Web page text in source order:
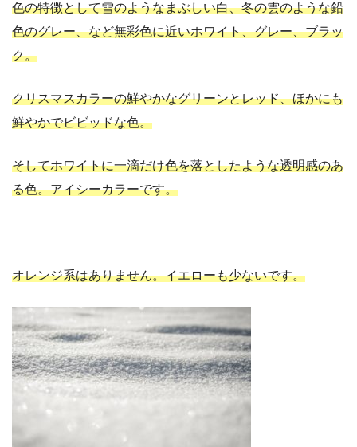
色の特徴として雪のようなまぶしい白、冬の雲のような鉛
色のグレー、など無彩色に近いホワイト、グレー、ブラッ
ク。
クリスマスカラーの鮮やかなグリーンとレッド、ほかにも
鮮やかでビビッドな色。
そしてホワイトに一滴だけ色を落としたような透明感のあ
る色。アイシーカラーです。
オレンジ系はありません。イエローも少ないです。